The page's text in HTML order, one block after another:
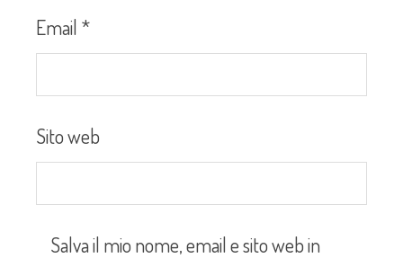
Email *
Sito web
Salva il mio nome, email e sito web in